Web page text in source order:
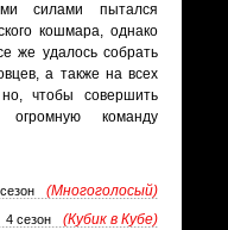
силами пытался
кошмара, однако
же удалось собрать
а также на всех
чтобы совершить
огромную команду
(Многоголосый)
4 сезон
(Кубик в Кубе)